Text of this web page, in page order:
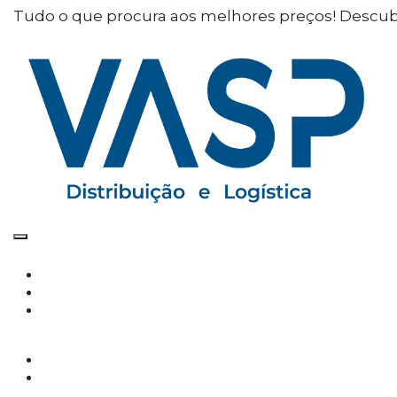
Defina as suas preferências
de cookies para este
website.
Este website utiliza cookies estritamente
necessários, analíticos e funcionais, para lhe
oferecer uma boa experiência de navegação e
acesso a todas as funcionalidades.
política de privacidade e de
Cookies necessários (obrigatório)
Os cookies necessários são cruciais para as
funções básicas do site e o site não funcionará
Cookies Analíticos
Tudo o que procura aos melhores preços!